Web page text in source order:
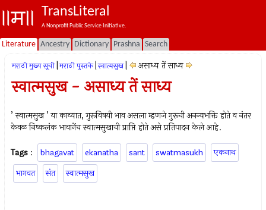
TransLiteral
A Nonprofit Public Service Initiative.
Literature Ancestry Dictionary Prashna Search
मराठी मुख्य सूची मराठी पुस्तके स्वात्मसुख असाध्य तें साध्य
स्वात्मसुख - असाध्य तें साध्य
’ स्वात्मसुख ’ या काव्यात, गुरूविषयी भाव असला म्हणजे गुरूची अनन्यभक्ति होते व नंतर
केवळ निष्कलंक भावानेंच स्वात्मसुखाची प्राप्ति होते असे प्रतिपादन केले आहे.
Tags : bhagavat ekanatha sant swatmasukh
एकनाथ
भागवत
संत स्वात्मसुख